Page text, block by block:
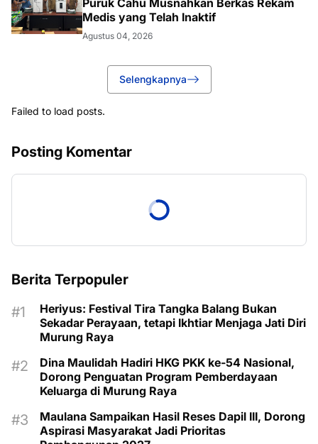
Medis yang Telah Inaktif
Agustus 04, 2026
Selengkapnya
Failed to load posts.
Posting Komentar
Berita Terpopuler
Heriyus: Festival Tira Tangka Balang Bukan
Sekadar Perayaan, tetapi Ikhtiar Menjaga Jati Diri
Murung Raya
Dina Maulidah Hadiri HKG PKK ke-54 Nasional,
Dorong Penguatan Program Pemberdayaan
Keluarga di Murung Raya
Maulana Sampaikan Hasil Reses Dapil III, Dorong
Aspirasi Masyarakat Jadi Prioritas